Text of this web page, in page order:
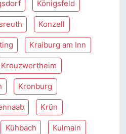
Königsfeld
Konzell
Kraiburg am Inn
Kreuzwertheim
Kronburg
Krün
Kühbach Kulmain